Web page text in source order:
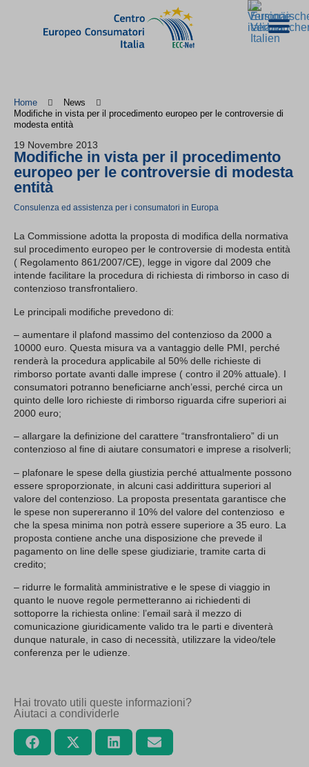
Home
News
Modifiche in vista per il procedimento europeo per le controversie di
modesta entità
19 Novembre 2013
Modifiche in vista per il procedimento
europeo per le controversie di modesta
entità
Consulenza ed assistenza per i consumatori in Europa
La Commissione adotta la proposta di modifica della normativa
sul procedimento europeo per le controversie di modesta entità
( Regolamento 861/2007/CE), legge in vigore dal 2009 che
intende facilitare la procedura di richiesta di rimborso in caso di
contenzioso transfrontaliero.
Le principali modifiche prevedono di:
– aumentare il plafond massimo del contenzioso da 2000 a
10000 euro. Questa misura va a vantaggio delle PMI, perché
renderà la procedura applicabile al 50% delle richieste di
rimborso portate avanti dalle imprese ( contro il 20% attuale). I
consumatori potranno beneficiarne anch’essi, perché circa un
quinto delle loro richieste di rimborso riguarda cifre superiori ai
2000 euro;
– allargare la definizione del carattere “transfrontaliero” di un
contenzioso al fine di aiutare consumatori e imprese a risolverli;
– plafonare le spese della giustizia perché attualmente possono
essere sproporzionate, in alcuni casi addirittura superiori al
valore del contenzioso. La proposta presentata garantisce che
le spese non supereranno il 10% del valore del contenzioso e
che la spesa minima non potrà essere superiore a 35 euro. La
proposta contiene anche una disposizione che prevede il
pagamento on line delle spese giudiziarie, tramite carta di
credito;
– ridurre le formalità amministrative e le spese di viaggio in
quanto le nuove regole permetteranno ai richiedenti di
sottoporre la richiesta online: l’email sarà il mezzo di
comunicazione giuridicamente valido tra le parti e diventerà
dunque naturale, in caso di necessità, utilizzare la video/tele
conferenza per le udienze.
Hai trovato utili queste informazioni?
Aiutaci a condividerle